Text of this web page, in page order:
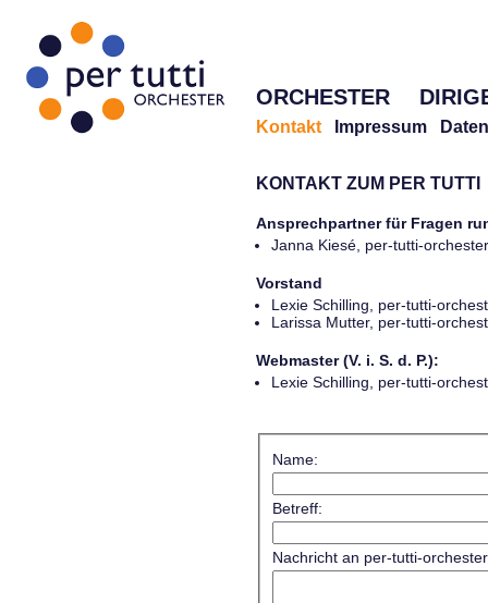
ORCHESTER
Kontakt Impressum
KONTAKT ZUM PER TUTTI
Ansprechpartner für Fragen
Janna Kiesé, per-tutti-
Vorstand
Lexie Schilling, per-tutti-
Larissa Mutter, per-tutti-
Webmaster (V. i. S. d. P.):
Lexie Schilling, per-tutti-
Name:
Betreff:
Nachricht an per-tutti-